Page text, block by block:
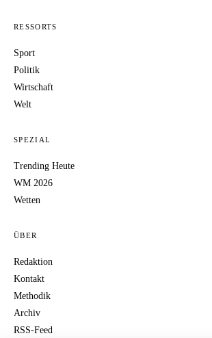
RESSORTS
Sport
Politik
Wirtschaft
Welt
SPEZIAL
Trending Heute
WM 2026
Wetten
ÜBER
Redaktion
Kontakt
Methodik
Archiv
RSS-Feed